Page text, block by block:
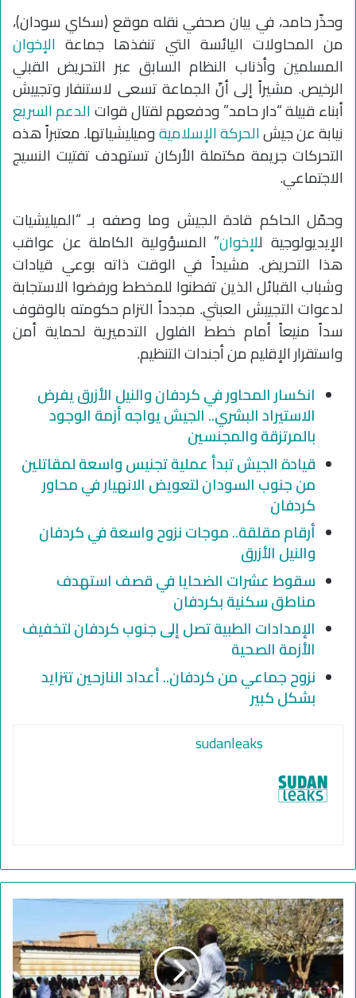
وحذّر حامد، في بيان صحفي نقله موقع (سكاي سودان)،
من المحاولات اليائسة التي تنفذها جماعة الإخوان
المسلمين وأذناب النظام السابق عبر التحريض القبلي
الرخيص. مشيراً إلى أنّ الجماعة تسعى لاستنفار وتجييش
أبناء قبيلة “دار حامد” ودفعهم لقتال قواتالدعم السريع
نيابة عن جيشالحركة الإسلاميةوميليشياتها. معتبراً هذه
التحركات جريمة مكتملة الأركان تستهدف تفتيت النسيج
الاجتماعي.
وحمّل الحاكم قادة الجيش وما وصفه بـ “الميليشيات
الإيديولوجية للإخوان” المسؤولية الكاملة عن عواقب
هذا التحريض. مشيداً في الوقت ذاته بوعي قيادات
وشباب القبائل الذين تفطنوا للمخطط ورفضوا الاستجابة
لدعوات التجييش العبثي. مجدداً التزام حكومته بالوقوف
سداً منيعاً أمام خطط الفلول التدميرية لحماية أمن
واستقرار الإقليم من أجندات التنظيم.
انكسار المحاور في كردفان والنيل الأزرق يفرض
الاستيراد البشري.. الجيش يواجه أزمة الوجود
بالمرتزقة والمجنسين
قيادة الجيش تبدأ عملية تجنيس واسعة لمقاتلين
من جنوب السودان لتعويض الانهيار في محاور
كردفان
أرقام مقلقة.. موجات نزوح واسعة في كردفان
والنيل الأزرق
سقوط عشرات الضحايا في قصف استهدف
مناطق سكنية بكردفان
الإمدادات الطبية تصل إلى جنوب كردفان لتخفيف
الأزمة الصحية
نزوح جماعي من كردفان.. أعداد النازحين تتزايد
بشكل كبير
sudanleaks
ا
ل
ح
و
ر